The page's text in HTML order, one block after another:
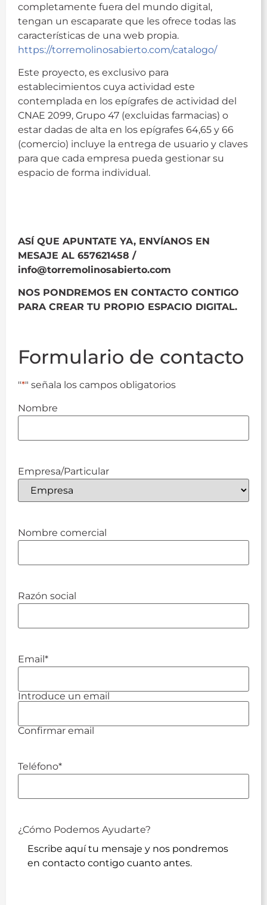
completamente fuera del mundo digital,
tengan un escaparate que les ofrece todas las
características de una web propia.
https://torremolinosabierto.com/catalogo/
Este proyecto, es exclusivo para
establecimientos cuya actividad este
contemplada en los epígrafes de actividad del
CNAE 2099, Grupo 47 (excluidas farmacias) o
estar dadas de alta en los epígrafes 64,65 y 66
(comercio) incluye la entrega de usuario y claves
para que cada empresa pueda gestionar su
espacio de forma individual.
ASÍ QUE APUNTATE YA, ENVÍANOS EN
MESAJE AL 657621458 /
info@torremolinosabierto.com
NOS PONDREMOS EN CONTACTO CONTIGO
PARA CREAR TU PROPIO ESPACIO DIGITAL.
Formulario de contacto
"*" señala los campos obligatorios
Nombre
Empresa/Particular
Nombre comercial
Razón social
Email*
Introduce un email
Confirmar email
Teléfono*
¿Cómo Podemos Ayudarte?